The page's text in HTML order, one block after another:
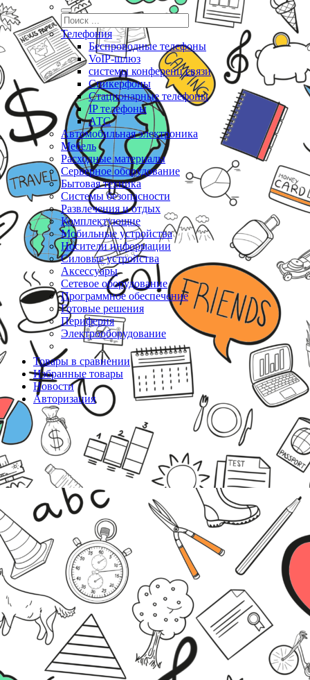
Телефония
Беспроводные телефоны
VoIP-шлюз
системы конференц связи
Спикерфоны
Стационарные телефоны
IP телефоны
АТС
Автомобильная электроника
Мебель
Расходные материалы
Серверное оборудование
Бытовая техника
Системы безопасности
Развлечения и отдых
Комплектующие
Мобильные устройства
Носители информации
Силовые устройства
Аксессуары
Сетевое оборудование
Программное обеспечение
Готовые решения
Периферия
Электрооборудование
Товары в сравнении
Избранные товары
Новости
Авторизация